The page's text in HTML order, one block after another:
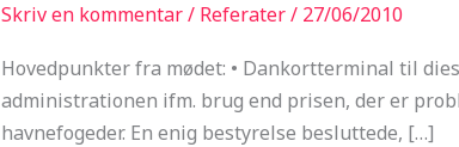
Skriv en kommentar/ Referater/ 27/06/2010
Hovedpunkter fra mødet: • Dankortterminal til
administrationen ifm. brug end prisen, der er
havnefogeder. En enig bestyrelse besluttede, […]
14/06-
2010